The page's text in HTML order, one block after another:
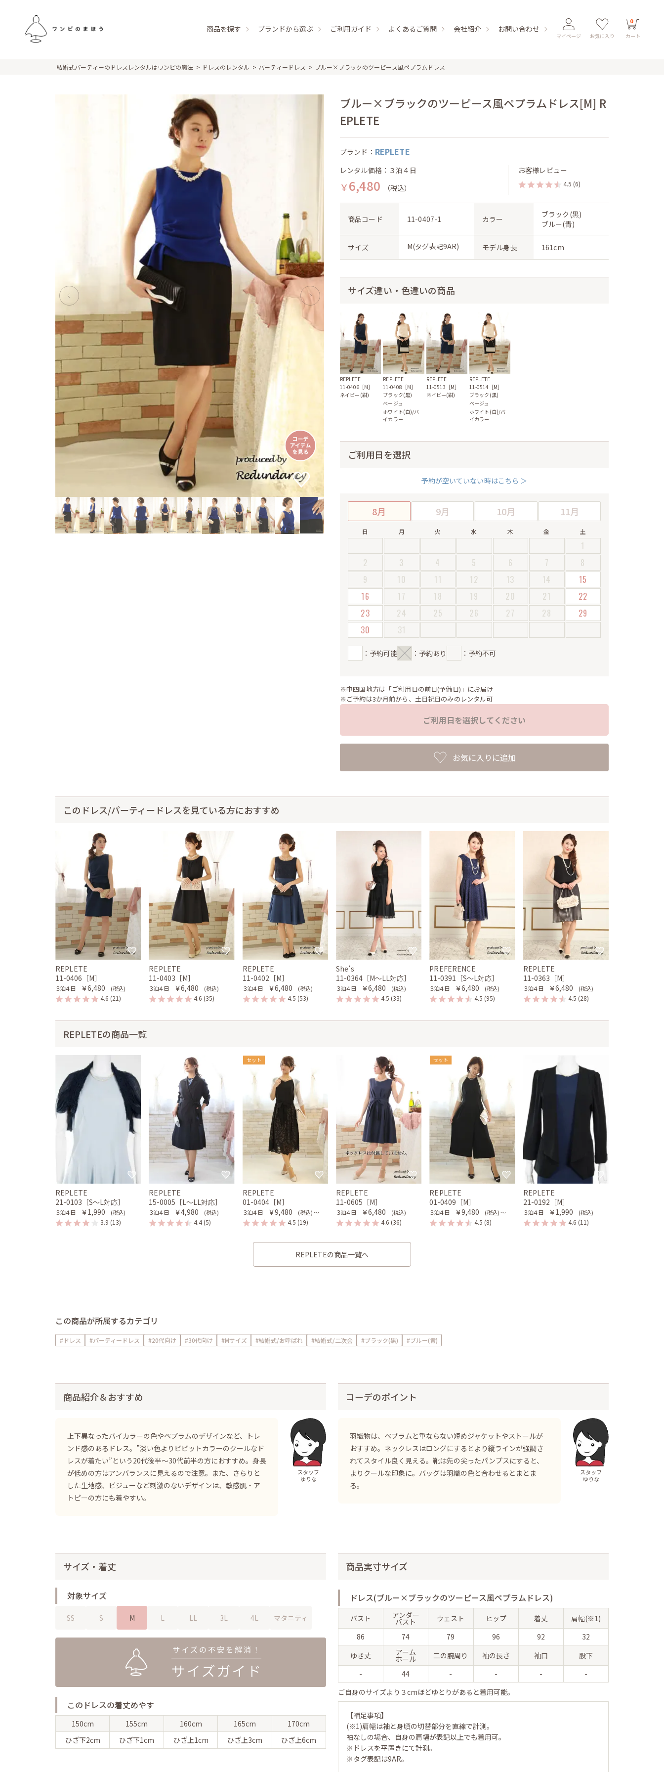
商品を探す ブランドから選ぶ ご利用ガイド よくあるご質問 会社紹介 お問い合わせ
マイページ お気に入り
0
カート
結婚式パーティーのドレスレンタルはワンピの魔法 ドレスのレンタル パーティードレス ブルー×ブラックのツーピース風ペプラムドレス
ブルー×ブラックのツーピース風ペプラムドレス[M] R
EPLETE
ブランド： REPLETE
レンタル価格：３泊４日
￥6,480 （税込）
お客様レビュー
4.5 (6)
商品コード 11-0407-1 カラー
ブラック(黒)
ブルー(青)
サイズ M(タグ表記9AR) モデル身長 161cm
サイズ違い・色違いの商品
REPLETE
11-0406［M］
ネイビー(紺)
REPLETE
11-0408［M］
ブラック(黒)
ベージュ
ホワイト(白)/バ
イカラー
REPLETE
11-0513［M］
ネイビー(紺)
REPLETE
11-0514［M］
ブラック(黒)
ベージュ
ホワイト(白)/バ
イカラー
ご利用日を選択
予約が空いていない時はこちら ＞
8月 9月 10月 11月
日 月 火 水 木 金 土
1
2
3 4 5 6 7
8
9
10 11 12 13 14
15
16
17 18 19 20 21
22
23
24 25 26 27 28
29
30
31
：予約可能 ：予約あり ：予約不可
※中四国地方は「ご利用日の前日(予備日)」にお届け
※ご予約は3か月前から、土日祝日のみのレンタル可
ご利用日を選択してください
お気に入りに追加
このドレス/パーティードレスを見ている方におすすめ
REPLETE
11-0406［M］
３泊４日 ￥6,480 (税込)
4.6 (21)
REPLETE
11-0403［M］
３泊４日 ￥6,480 (税込)
4.6 (35)
REPLETE
11-0402［M］
３泊４日 ￥6,480 (税込)
4.5 (53)
She’s
11-0364［M〜LL対応］
３泊４日 ￥6,480 (税込)
4.5 (33)
PREFERENCE
11-0391［S〜L対応］
３泊４日 ￥6,480 (税込)
4.5 (95)
REPLETE
11-0363［M］
３泊４日 ￥6,480 (税込)
4.5 (28)
REPLETEの商品一覧
REPLETE
21-0103［S〜L対応］
３泊４日 ￥1,990 (税込)
3.9 (13)
REPLETE
15-0005［L〜LL対応］
３泊４日 ￥4,980 (税込)
4.4 (5)
セット
REPLETE
01-0404［M］
３泊４日 ￥9,480 (税込) 〜
4.5 (19)
REPLETE
11-0605［M］
３泊４日 ￥6,480 (税込)
4.6 (36)
セット
REPLETE
01-0409［M］
３泊４日 ￥9,480 (税込) 〜
4.5 (8)
REPLETE
21-0192［M］
３泊４日 ￥1,990 (税込)
4.6 (11)
REPLETEの商品一覧へ
この商品が所属するカテゴリ
#ドレス #パーティードレス #20代向け #30代向け #Mサイズ #結婚式/お呼ばれ #結婚式/二次会 #ブラック(黒) #ブルー(青)
商品紹介＆おすすめ
上下異なったバイカラーの色やペプラムのデザインなど、トレ
ンド感のあるドレス。”淡い色よりビビットカラーのクールなド
レスが着たい”という20代後半～30代前半の方におすすめ。身長
が低めの方はアンバランスに見えるので注意。また、さらりと
した生地感、ビジューなど刺激のないデザインは、敏感肌・ア
トピーの方にも着やすい。
スタッフ
ゆりな
コーデのポイント
羽織物は、ペプラムと重ならない短めジャケットやストールが
おすすめ。ネックレスはロングにするとより縦ラインが強調さ
れてスタイル良く見える。靴は先の尖ったパンプスにすると、
よりクールな印象に。バッグは羽織の色と合わせるとまとま
る。
スタッフ
ゆりな
サイズ・着丈
対象サイズ
SS S M L LL 3L 4L マタニティ
このドレスの着丈めやす
150cm 155cm 160cm 165cm
170cm
ひざ下2cm ひざ下1cm ひざ上1cm ひざ上3cm ひざ上6cm
商品実寸サイズ
ドレス(ブルー×ブラックのツーピース風ペプラムドレス)
バスト アンダー
バスト ウェスト ヒップ 着丈
肩幅(※1)
86
74 79 96 92
32
ゆき丈
アーム
ホール 二の腕周り 袖の長さ 袖口
股下
-
44 - - -
-
ご自身のサイズより３cmほどゆとりがあると着用可能。
【補足事項】
(※1)肩幅は袖と身頃の切替部分を直線で計測。
袖なしの場合、自身の肩幅が表記以上でも着用可。
※ドレスを平置きにて計測。
※タグ表記は9AR。